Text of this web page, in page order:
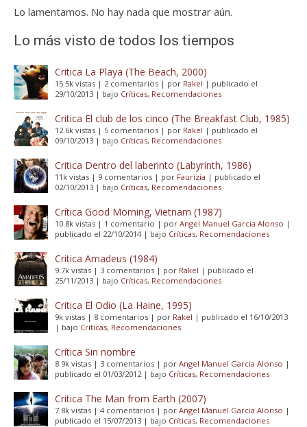
Lo lamentamos. No hay nada que mostrar aún.
Lo más visto de todos los tiempos
Critica La Playa (The Beach, 2000)
15.5k vistas | 2 comentarios | por Rakel | publicado el
29/10/2013 | bajo Críticas, Recomendaciones
Critica El club de los cinco (The Breakfast Club, 1985)
12.6k vistas | 5 comentarios | por Rakel | publicado el
09/10/2013 | bajo Críticas, Recomendaciones
Critica Dentro del laberinto (Labyrinth, 1986)
11k vistas | 9 comentarios | por Faurizia | publicado el
02/10/2013 | bajo Críticas, Recomendaciones
Crítica Good Morning, Vietnam (1987)
10.8k vistas | 1 comentario | por Angel Manuel Garcia Alonso |
publicado el 22/10/2014| bajo Críticas, Recomendaciones
Critica Amadeus (1984)
9.7k vistas | 3 comentarios | por Rakel | publicado el
25/11/2013 | bajo Críticas, Recomendaciones
Critica El Odio (La Haine, 1995)
9k vistas | 8 comentarios | por Rakel | publicado el 16/10/2013
| bajo Críticas, Recomendaciones
Crítica Sin nombre
8.9k vistas | 3 comentarios | por Angel Manuel Garcia Alonso |
publicado el 01/03/2012| bajo Críticas, Recomendaciones
Critica The Man from Earth (2007)
7.8k vistas | 4 comentarios | por Angel Manuel Garcia Alonso |
publicado el 15/07/2013 | bajo Críticas, Recomendaciones